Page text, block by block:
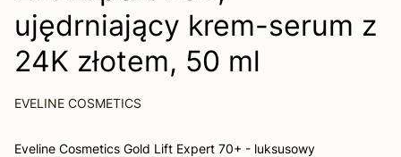
ujędrniający krem-serum z
24K złotem, 50 ml
EVELINE COSMETICS
Eveline Cosmetics Gold Lift Expert 70+ - luksusowy